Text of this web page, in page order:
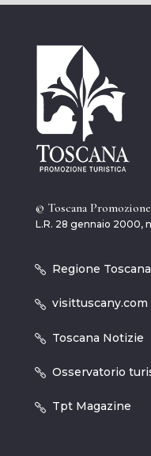
© Toscana
L.R. 28 gennaio 2000,
Regione Toscana
visittuscany.com
Toscana Notizie
Osservatorio
Tpt Magazine